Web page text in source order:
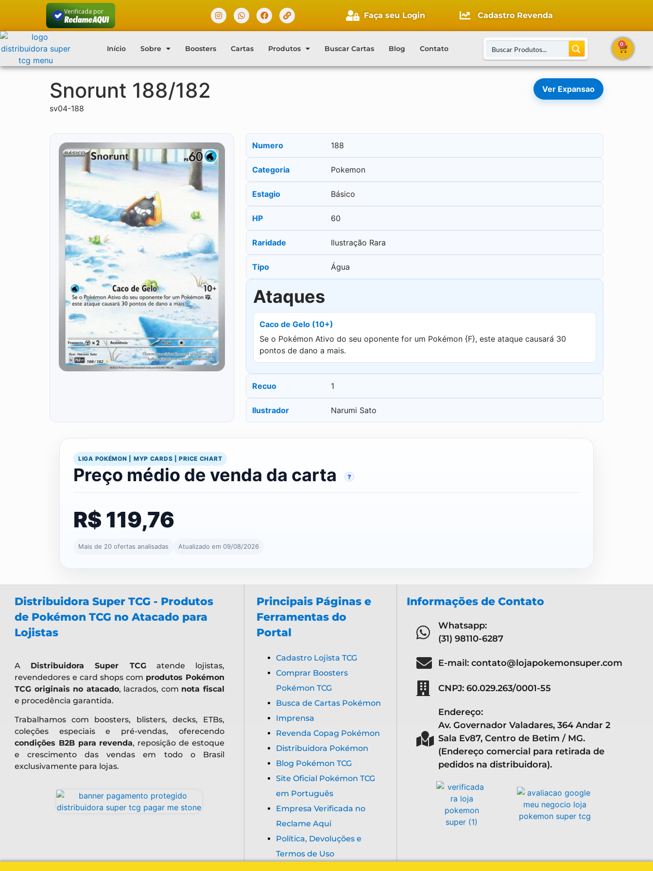
Verificada por Faça seu Login Cadastro Revenda
Início Sobre Boosters Cartas Produtos Buscar Cartas Blog Contato
0
Snorunt 188/182
sv04-188
Ver Expansao
Numero 188
Categoria Pokemon
Estagio Básico
HP 60
Raridade Ilustração Rara
Tipo Água
Ataques
Caco de Gelo (10+)
Se o Pokémon Ativo do seu oponente for um Pokémon {F}, este ataque causará 30
pontos de dano a mais.
Recuo 1
Ilustrador Narumi Sato
LIGA POKÉMON | MYP CARDS | PRICE CHART
Preço médio de venda da carta ?
R$ 119,76
Mais de 20 ofertas analisadas Atualizado em 09/08/2026
Distribuidora Super TCG - Produtos
de Pokémon TCG no Atacado para
Lojistas
A Distribuidora Super TCGatende lojistas,
revendedores e card shops com produtos Pokémon
TCG originais no atacado, lacrados, com nota fiscal
e procedência garantida.
Trabalhamos com boosters, blisters, decks, ETBs,
coleções especiais e pré-vendas, oferecendo
condições B2B para revenda, reposição de estoque
e crescimento das vendas em todo o Brasil
exclusivamente para lojas.
Principais Páginas e
Ferramentas do
Portal
Cadastro Lojista TCG
Comprar Boosters
Pokémon TCG
Busca de Cartas Pokémon
Imprensa
Revenda Copag Pokémon
Distribuidora Pokémon
Blog Pokémon TCG
Site Oficial Pokémon TCG
em Português
Empresa Verificada no
Reclame Aqui
Política, Devoluções e
Termos de Uso
Informações de Contato
Whatsapp:
(31) 98110-6287
E-mail: contato@lojapokemonsuper.com
CNPJ: 60.029.263/0001-55
Endereço:
Av. Governador Valadares, 364 Andar 2
Sala Ev87, Centro de Betim / MG.
(Endereço comercial para retirada de
pedidos na distribuidora).